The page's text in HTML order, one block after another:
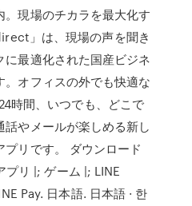
。現場のチカラを最大化す
」は、現場の声を聞き
最適化された国産ビジネ
オフィスの外でも快適な
時間、いつでも、どこで
話やメールが楽しめる新し
リです。 ダウンロード
プリ |; ゲーム |; LINE
Pay. 日本語. 日本語 · 한